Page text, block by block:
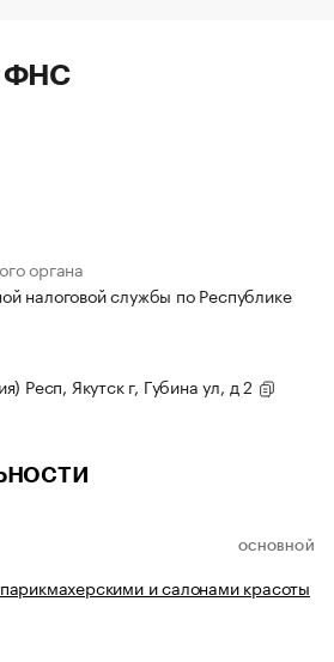
ФНС
органа
налоговой службы по Республике
Респ, Якутск г, Губина ул, д 2
ОСНОВНОЙ
и салонами красоты